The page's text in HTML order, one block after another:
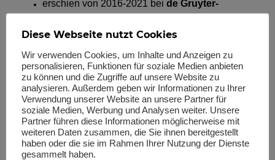
erschien von 2016-2021 bei de Gruyter-
Meiner-Verlag
professionellesVerlagsmarketing
hohe Sichtbarkeit, auchinternational
nachhaltige Publikationen, die nicht
irgendwann in den Untiefen des Internets
verschwinden
Publikation kulturwissenschaftlicher Forschung
inOriginalbeiträgen
Diese Webseite nutzt Cookies
Wir verwenden Cookies, um Inhalte und Anzeigen zu
personalisieren, Funktionen für soziale Medien anbieten
zu können und die Zugriffe auf unsere Website zu
analysieren. Außerdem geben wir Informationen zu Ihrer
Verwendung unserer Website an unsere Partner für
soziale Medien, Werbung und Analysen weiter. Unsere
Partner führen diese Informationen möglicherweise mit
weiteren Daten zusammen, die Sie ihnen bereitgestellt
haben oder die sie im Rahmen Ihrer Nutzung der Dienste
gesammelt haben.